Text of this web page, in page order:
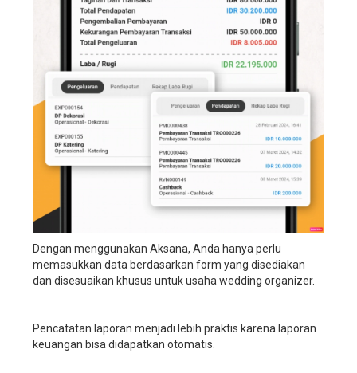
Dengan menggunakan Aksana, Anda hanya perlu
memasukkan data berdasarkan form yang disediakan
dan disesuaikan khusus untuk usaha wedding organizer.
Pencatatan laporan menjadi lebih praktis karena laporan
keuangan bisa didapatkan otomatis.
perusahaan
service,
manajemen
perusahaan
manajemen
wedding
organizer,
aplikasi
wedding
service,